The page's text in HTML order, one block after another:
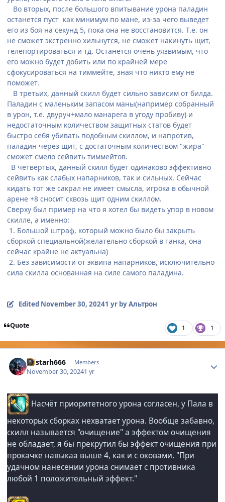
Во вторых, после большого впитывание урона паладин
останется пуст как минимум по мане, из-за чего выведет
его из боя на секунд 5, пока она не восстановится. Т.е. он
не сможет экстренно хильнутся, не сможет накинуть щит,
телепортироваться и тд. Останется очень уязвимым, что
его можно будет добить или по крайней мере
сфокусироваться на тиммейте, зная что никто ему не
поможет.
В третьих, данный скилл будет сильно зависим от билда.
Паладин с маленьким запасом маны(например собранный
в урон, т.е. двуруч+мало манарега в угоду пробиву) и
недостаточным количеством защитных статов будет
быстро себя убивать подобным скиллом, и напротив,
паладин через щит, с достаточным количеством "жира"
сможет смело сейвить тиммейтов.
В четвертых, данный скилл будет одинаково эффективно
сейвить как слабых напарников, так и сильных. Сейчас
кидать тот же сакрал не имеет смысла, игрока в обычной
арене +8 сносит сквозь щит одним скиллом.
Сверху был пример на что я хотел бы видеть упор в новом
скилле, а именно:
1. Большой штраф, который можно было бы закрыть
сборкой специальной(желательно сборкой в танка, она
сейчас крайне не актуальна)
2. Без зависимости от эквипа напарников, исключительно
сила скилла основанная на силе самого паладина.
Edited November 30, 20241 yrby Альтрон
Quote 1 1
Alistarh666 Members
November 30, 20241 yr
Насчёт приоритетного урона согласен, у Пала в
некоторых сборках нехватает урона. Вообще забавно,
скилл называется "очищение" а эффектом очищения
не обладает, я бы прекрутил бы эффект очищения при
прокачке навыкаа выше 4, как и с оковами. "При
удачном нанесении урона снимает с противника
любой 1 положительный эффект."